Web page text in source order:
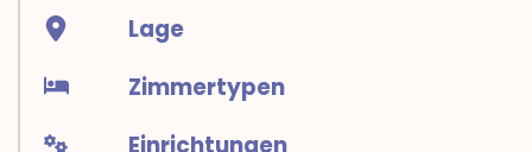
Lage
Zimmertypen